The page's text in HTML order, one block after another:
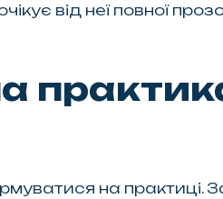
від неї повної
на практиці.